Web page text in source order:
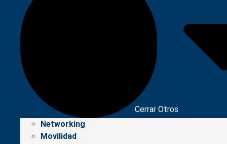
Cerrar Otros
Networking
Movilidad